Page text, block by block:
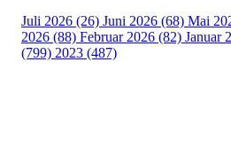
Juli 2026 (26) Juni 2026 (68) Mai
2026 (88) Februar 2026 (82) Januar
(799) 2023 (487)